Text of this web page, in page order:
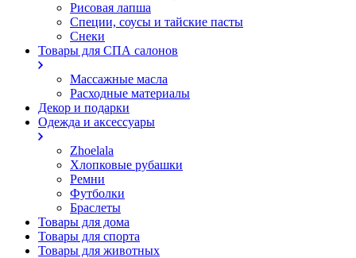
Рисовая лапша
Специи, соусы и тайские пасты
Снеки
Товары для СПА салонов
Массажные масла
Расходные материалы
Декор и подарки
Одежда и аксессуары
Zhoelala
Хлопковые рубашки
Ремни
Футболки
Браслеты
Товары для дома
Товары для спорта
Товары для животных